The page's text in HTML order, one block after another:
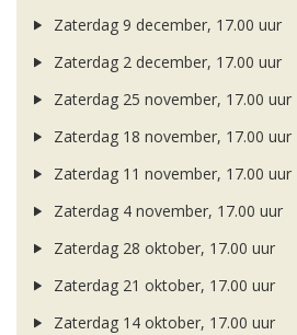
Zaterdag 9 december, 17.00 uur
Zaterdag 2 december, 17.00 uur
Zaterdag 25 november, 17.00 uur
Zaterdag 18 november, 17.00 uur
Zaterdag 11 november, 17.00 uur
Zaterdag 4 november, 17.00 uur
Zaterdag 28 oktober, 17.00 uur
Zaterdag 21 oktober, 17.00 uur
Zaterdag 14 oktober, 17.00 uur